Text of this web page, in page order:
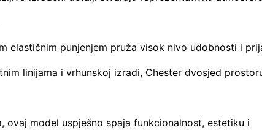
elastičnim punjenjem pruža visok nivo udobnosti i
linijama i vrhunskoj izradi, Chester dvosjed
model uspješno spaja funkcionalnost, estetiku i